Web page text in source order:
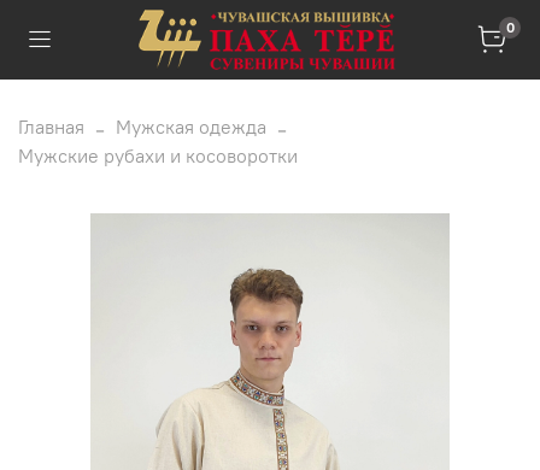
0
Главная
Мужская одежда
Мужские рубахи и косоворотки